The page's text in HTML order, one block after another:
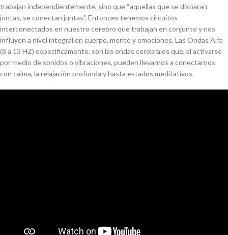
trabajan independientemente, sino que “aquellas que se disparan
juntas, se conectan juntas”. Entonces tenemos circuitos
interconectados en nuestro cerebro que trabajan en conjunto y nos
influyen a nivel integral en cuerpo, mente y emociones. Las Ondas Alfa
(8 a 13 HZ) específicamente, son las ondas cerebrales que, al activarse
por medio de sonidos o vibraciones, pueden llevarnos a conectarnos
con calma, la relajación profunda y hasta estados meditativos.